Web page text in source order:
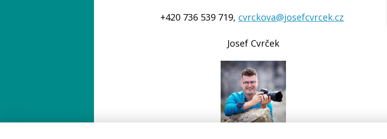
+420 736 539 719, cvrckova@josefcvrcek.cz
Josef Cvrček